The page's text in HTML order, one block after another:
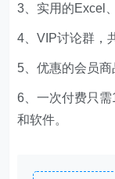
3、实用的Excel
4、VIP讨论群，
5、优惠的会员商
6、一次付费只
和软件。